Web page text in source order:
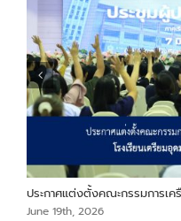
ประกาศแต่งตั้งคณะกรรมการเ
June 19th, 2026